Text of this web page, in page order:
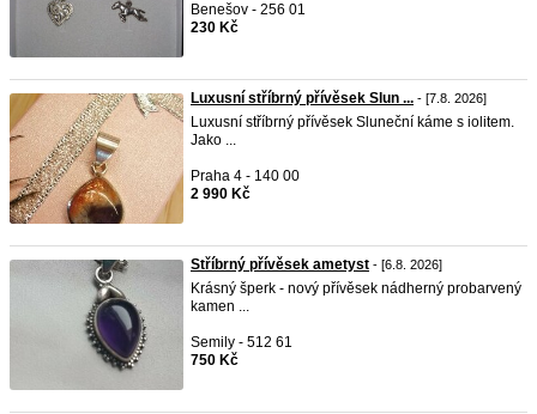
Benešov - 256 01
230 Kč
Luxusní stříbrný přívěsek Slun ... - [7.8. 2026]
Luxusní stříbrný přívěsek Sluneční káme s iolitem.
Jako ...
Praha 4 - 140 00
2 990 Kč
Stříbrný přívěsek ametyst - [6.8. 2026]
Krásný šperk - nový přívěsek nádherný probarvený
kamen ...
Semily - 512 61
750 Kč